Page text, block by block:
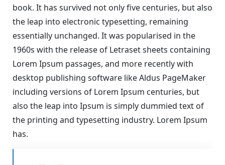
book. It has survived not only five centuries, but also
the leap into electronic typesetting, remaining
essentially unchanged. It was popularised in the
1960s with the release of Letraset sheets containing
Lorem Ipsum passages, and more recently with
desktop publishing software like Aldus PageMaker
including versions of Lorem Ipsum centuries, but
also the leap into Ipsum is simply dummied text of
the printing and typesetting industry. Lorem Ipsum
has.